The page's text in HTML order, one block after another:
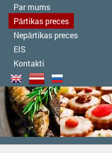
Par mums
Pārtikas preces
Nepārtikas preces
EIS
Kontakti